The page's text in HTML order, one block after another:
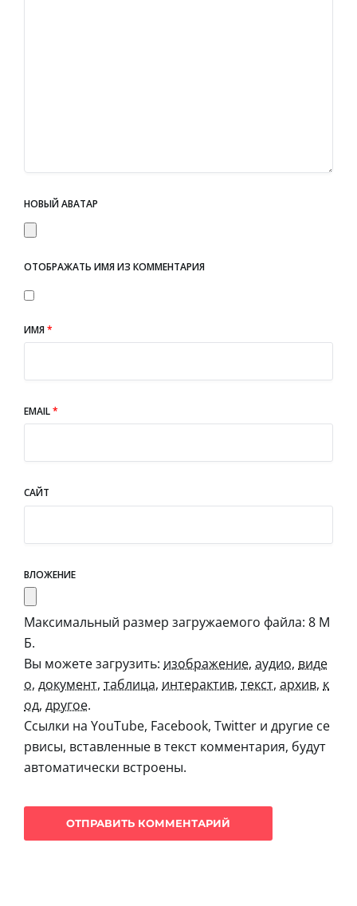
НОВЫЙ АВАТАР
ОТОБРАЖАТЬ ИМЯ ИЗ КОММЕНТАРИЯ
ИМЯ*
EMAIL*
САЙТ
ВЛОЖЕНИЕ
Максимальный размер загружаемого файла: 8 М
Б.
Вы можете загрузить: изображение, аудио, виде
о, документ, таблица, интерактив, текст, архив, к
од, другое.
Ссылки на YouTube, Facebook, Twitter и другие се
рвисы, вставленные в текст комментария, будут
автоматически встроены.